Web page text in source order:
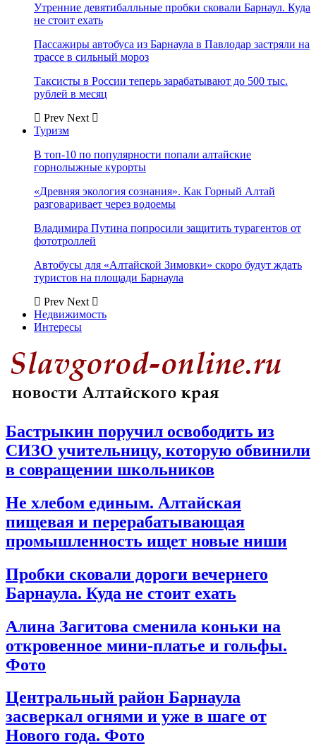
Утренние девятибалльные пробки сковали Барнаул. Куда
не стоит ехать
Пассажиры автобуса из Барнаула в Павлодар застряли на
трассе в сильный мороз
Таксисты в России теперь зарабатывают до 500 тыс.
рублей в месяц
Prev Next
Туризм
В топ-10 по популярности попали алтайские
горнолыжные курорты
«Древняя экология сознания». Как Горный Алтай
разговаривает через водоемы
Владимира Путина попросили защитить турагентов от
фототроллей
Автобусы для «Алтайской Зимовки» скоро будут ждать
туристов на площади Барнаула
Prev Next
Недвижимость
Интересы
Бастрыкин поручил освободить из
СИЗО учительницу, которую обвинили
в совращении школьников
Не хлебом единым. Алтайская
пищевая и перерабатывающая
промышленность ищет новые ниши
Пробки сковали дороги вечернего
Барнаула. Куда не стоит ехать
Алина Загитова сменила коньки на
откровенное мини-платье и гольфы.
Фото
Центральный район Барнаула
засверкал огнями и уже в шаге от
Нового года. Фото